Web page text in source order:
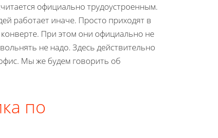
официально трудоустроенным.
работает иначе. Просто приходят в
При этом они официально не
не надо. Здесь действительно
Мы же будем говорить об
по